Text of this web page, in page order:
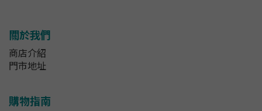
關於我們
商店介紹
門市地址
購物指南